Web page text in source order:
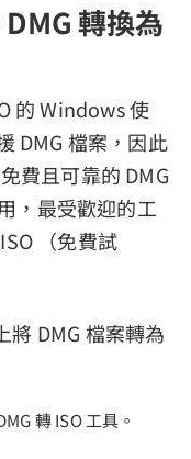
轉換為
的 Windows 使
DMG 檔案，因此
費且可靠的 DMG
，最受歡迎的工
（免費試
DMG 檔案轉為
轉 ISO 工具。